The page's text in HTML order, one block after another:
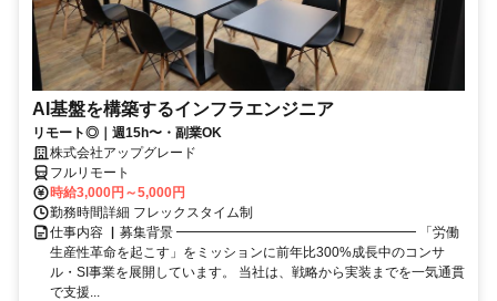
AI基盤を構築するインフラエンジニア
リモート◎｜週15h〜・副業OK
株式会社アップグレード
フルリモート
時給3,000円～5,000円
勤務時間詳細 フレックスタイム制
仕事内容 ▏募集背景 ━━━━━━━━━━━━━━━━━━ 「労働
生産性革命を起こす」をミッションに前年比300%成長中のコンサ
ル・SI事業を展開しています。 当社は、戦略から実装までを一気通貫
で支援...